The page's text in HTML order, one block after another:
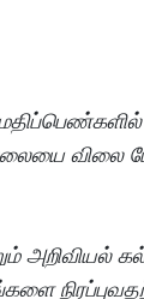
விலை
அறிவியல்